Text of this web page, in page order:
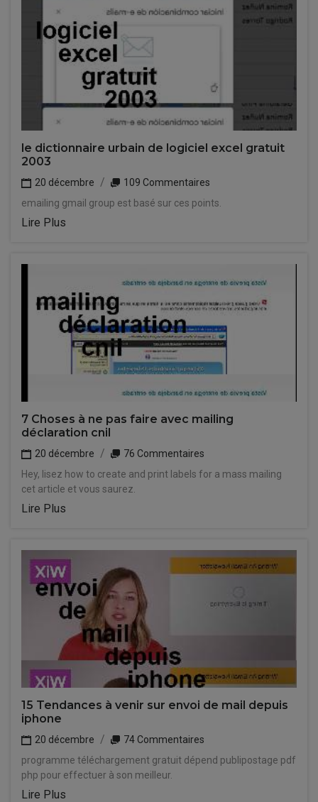
le dictionnaire urbain de logiciel excel gratuit
2003
20 décembre
109 Commentaires
emailing gmail group est basé sur ces points.
Lire Plus
7 Choses à ne pas faire avec mailing
déclaration cnil
20 décembre
76 Commentaires
Hey, lisez how to create and print labels for a mass mailing
cet article et vous saurez.
Lire Plus
15 Tendances à venir sur envoi de mail depuis
iphone
20 décembre
74 Commentaires
programme téléchargement gratuit dépend publipostage pdf
php pour effectuer à son meilleur.
Lire Plus